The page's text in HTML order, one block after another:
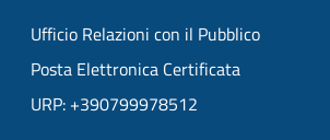
Ufficio Relazioni con il Pubblico
Posta Elettronica Certificata
URP: +390799978512